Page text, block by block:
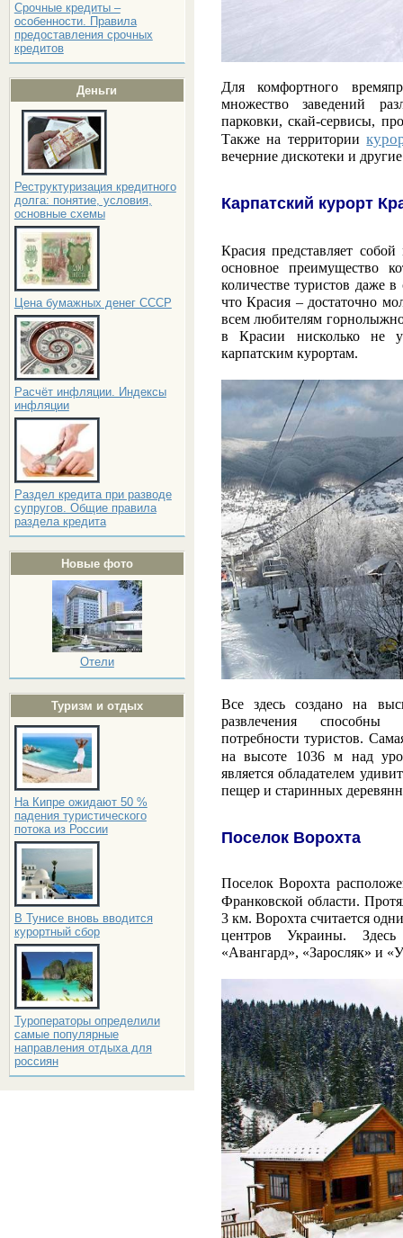
Срочные кредиты –
особенности. Правила
предоставления срочных
кредитов
Деньги
Реструктуризация кредитного
долга: понятие, условия,
основные схемы
Цена бумажных денег СССР
Расчёт инфляции. Индексы
инфляции
Раздел кредита при разводе
супругов. Общие правила
раздела кредита
Новые фото
Отели
Туризм и отдых
На Кипре ожидают 50 %
падения туристического
потока из России
В Тунисе вновь вводится
курортный сбор
Туроператоры определили
самые популярные
направления отдыха для
россиян
Для комфортного
множество заведений
парковки, скай-сервисы,
Также на территории
вечерние дискотеки и
Карпатский курорт
Красия представляет
основное преимущество
количестве туристов даже
что Красия – достаточно
всем любителям
в Красии нисколько не
карпатским курортам.
Все здесь создано на
развлечения способны
потребности туристов.
на высоте 1036 м над
является обладателем
пещер и старинных
Поселок Ворохта
Поселок Ворохта
Франковской области.
3 км. Ворохта считается
центров Украины.
«Авангард», «Заросляк» и